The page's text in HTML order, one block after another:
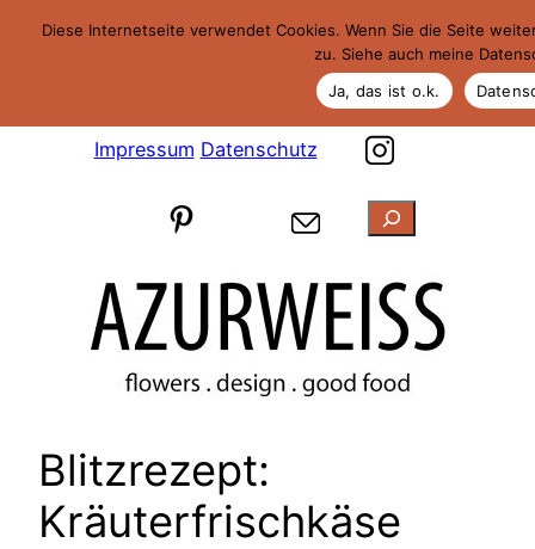
Zum
Impressum Datenschutz
Suchen
Blitzrezept:
Kräuterfrischkäse
Diese Internetseite verwendet Cookies. Wenn Sie die Seite
zu. Siehe auch meine
Ja, das ist o.k.